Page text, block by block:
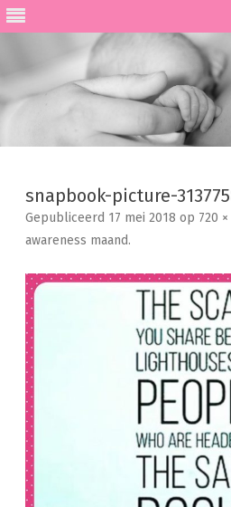
de
snapbook-picture-
Gepubliceerd 17 mei 2018 op 720
awareness maand.